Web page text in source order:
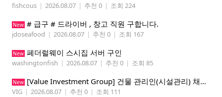
fishcous | 2026.08.07 | 추천 0 | 조회 224
New # 급구 # 드라이버 , 창고 직원 구합니다.
jdoseafood | 2026.08.07 | 추천 0 | 조회 167
New 페더럴웨이 스시집 서버 구인
washingtonfish | 2026.08.07 | 추천 0 | 조회 85
New [Value Investment Group] 건물 관리인(시설관리) 채용 공고
VIG | 2026.08.07 | 추천 0 | 조회 111